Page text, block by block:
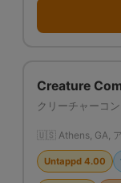
Creature
クリーチャーコ
🇺🇸 Athens, GA,
Untappd 4.00